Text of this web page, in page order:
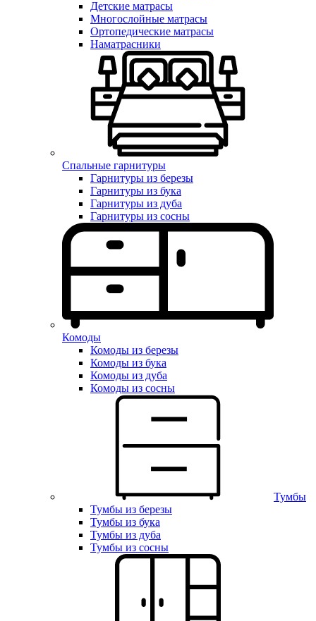
Детские матрасы
Многослойные матрасы
Ортопедические матрасы
Наматрасники
Спальные гарнитуры
Гарнитуры из березы
Гарнитуры из бука
Гарнитуры из дуба
Гарнитуры из сосны
Комоды
Комоды из березы
Комоды из бука
Комоды из дуба
Комоды из сосны
Тумбы
Тумбы из березы
Тумбы из бука
Тумбы из дуба
Тумбы из сосны